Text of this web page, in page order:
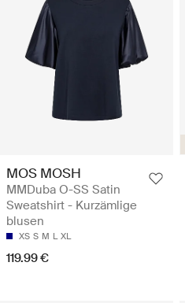
MOS MOSH
MMDuba O-SS Satin
Sweatshirt - Kurzämlige
blusen
XS S M L XL
119.99 €